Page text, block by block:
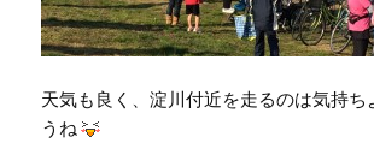
天気も良く、淀川付近を走るのは気持ち
うね